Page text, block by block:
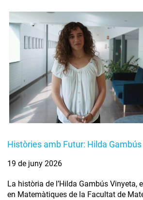
Històries amb Futur: Hilda
19 de juny 2026
La història de l’Hilda Gambús Vinyeta,
en Matemàtiques de la Facultat de